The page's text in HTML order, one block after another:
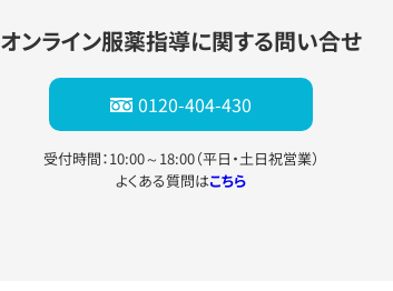
オンライン服薬指導に関する問い合せ
0120-404-430
受付時間：10:00～18:00（平日・土日祝営業）
よくある質問はこちら